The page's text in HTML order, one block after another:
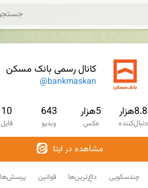
کانال رسمی بانک مسکن
@bankmaskan
8.8هزار
دنبال‌کننده
5هزار
عکس
643
ویدیو
10
فایل
مشاهده در ایتا
پرسش‌ها قوانین داغ‌ترین‌ها چندسکویی